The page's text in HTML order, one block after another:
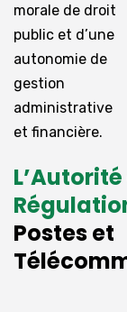
morale de droit
public et d’une
autonomie de
gestion
administrative
et financière.
Postes et